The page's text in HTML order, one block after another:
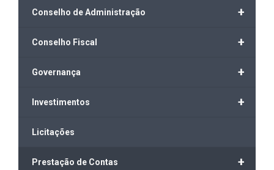
+
Conselho de Administração
+
Conselho Fiscal
+
Governança
+
Investimentos
Licitações
+
Prestação de Contas